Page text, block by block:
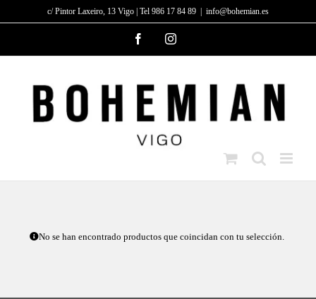
c/ Pintor Laxeiro, 13 Vigo | Tel 986 17 84 89 info@bohemian.es
FacebookInstagram
No se han encontrado productos que coincidan con tu selección.